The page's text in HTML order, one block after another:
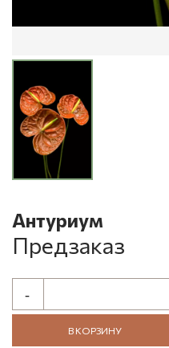
Антуриум
Предзаказ
В КОРЗИНУ